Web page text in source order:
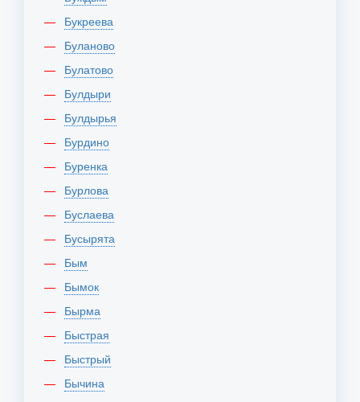
Букреева
Буланово
Булатово
Булдыри
Булдырья
Бурдино
Буренка
Бурлова
Буслаева
Бусырята
Бым
Бымок
Бырма
Быстрая
Быстрый
Бычина